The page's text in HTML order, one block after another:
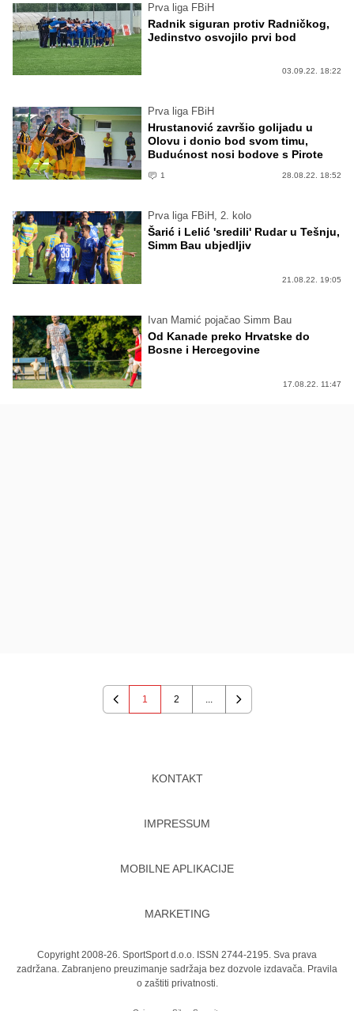
Prva liga FBiH
Radnik siguran protiv Radničkog,
Jedinstvo osvojilo prvi bod
03.09.22. 18:22
Prva liga FBiH
Hrustanović završio golijadu u
Olovu i donio bod svom timu,
Budućnost nosi bodove s Pirote
1 28.08.22. 18:52
Prva liga FBiH, 2. kolo
Šarić i Lelić 'sredili' Rudar u Tešnju,
Simm Bau ubjedljiv
21.08.22. 19:05
Ivan Mamić pojačao Simm Bau
Od Kanade preko Hrvatske do
Bosne i Hercegovine
17.08.22. 11:47
Previous
1 2 ...
Next
KONTAKT
IMPRESSUM
MOBILNE APLIKACIJE
MARKETING
Copyright 2008-26. SportSport d.o.o. ISSN 2744-2195. Sva prava
zadržana. Zabranjeno preuzimanje sadržaja bez dozvole izdavača. Pravila
o zaštiti privatnosti.